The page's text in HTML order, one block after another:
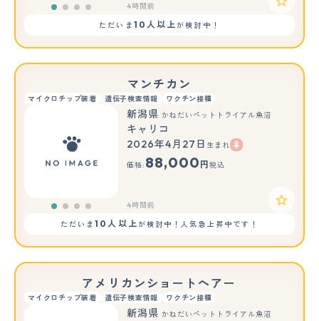
4時間前
ただいま 10人以上が検討中！
マンチカン
マイクロチップ装着 遺伝子検査情報 ワクチン接種
新潟県 かねだいペットトライアル魚沼
キャリコ
2026年4月27日 生まれ
価格: 88,000 円 税込
4時間前
ただいま10人以上が検討中！人気急上昇中です！
アメリカンショートヘアー
マイクロチップ装着 遺伝子検査情報 ワクチン接種
新潟県 かねだいペットトライアル魚沼